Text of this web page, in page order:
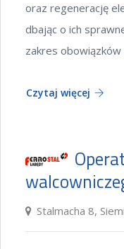
oraz regenerację
dbając o ich
zakres obowiązków
Czytaj więcej
Stalmacha 8,